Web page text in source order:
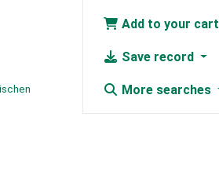
Add to your cart
Save record
More searches